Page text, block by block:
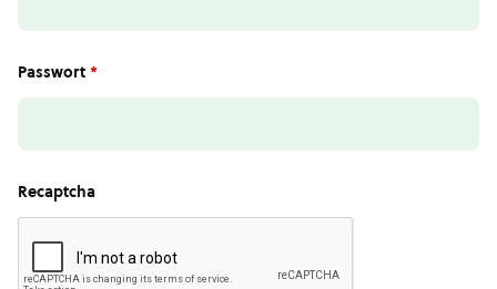
Passwort *
Recaptcha